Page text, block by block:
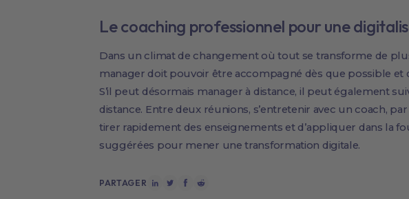
Le coaching professionnel pour une
Dans un climat de changement où tout se transforme de
manager doit pouvoir être accompagné dès que possible et
S’il peut désormais manager à distance, il peut également
distance. Entre deux réunions, s’entretenir avec un coach,
tirer rapidement des enseignements et d’appliquer dans la
suggérées pour mener une transformation digitale.
PARTAGER